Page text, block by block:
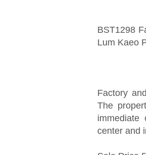
BST1298
Lum Kaeo
Factory
The
immediate
center and